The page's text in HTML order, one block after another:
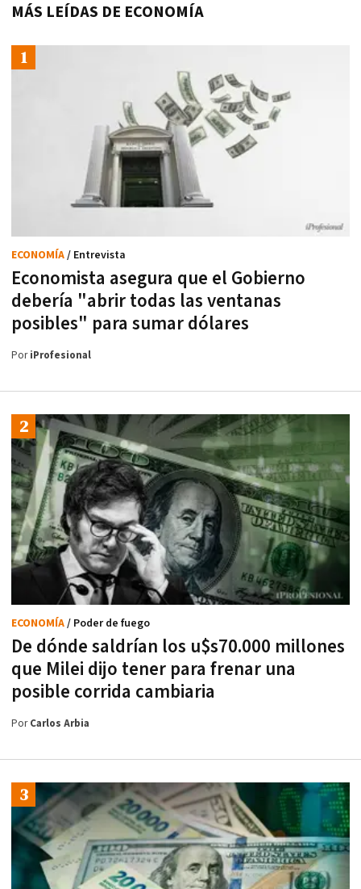
MÁS LEÍDAS DE ECONOMÍA
Economista asegura que el Gobierno
debería "abrir todas las ventanas
posibles" para sumar dólares
ECONOMÍA/ Entrevista
PoriProfesional
De dónde saldrían los u$s70.000 millones
que Milei dijo tener para frenar una
posible corrida cambiaria
ECONOMÍA/ Poder de fuego
PorCarlos Arbia